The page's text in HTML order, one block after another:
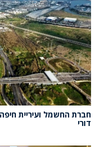
חברת החשמל ועיריית
דורי